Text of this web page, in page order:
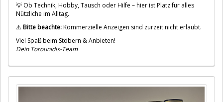
💡 Ob Technik, Hobby, Tausch oder Hilfe – hier ist Platz für alles
Nützliche im Alltag.
⚠️Bitte beachte:Kommerzielle Anzeigen sind zurzeit nicht erlaubt.
Viel Spaß beim Stöbern & Anbieten!
Dein Torounidis-Team